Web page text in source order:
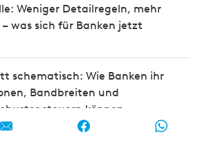
Weniger Detailregeln, mehr
was sich für Banken jetzt
schematisch: Wie Banken ihr
Bandbreiten und
steuern können